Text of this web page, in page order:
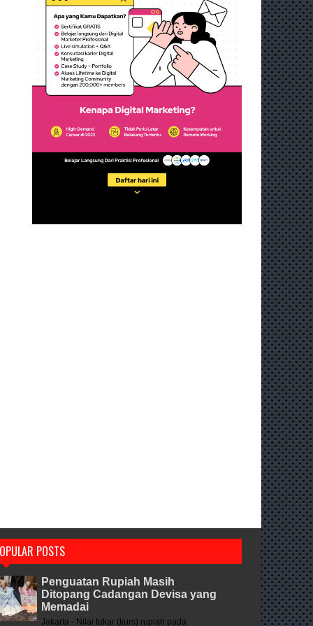
POSTS
Penguatan Rupiah Masih
Ditopang Cadangan Devisa yang
Memadai
Jakarta - Nilai tukar (kurs) rupiah pada